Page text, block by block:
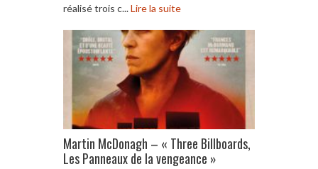
réalisé trois c...Lire la suite
Martin McDonagh – « Three Billboards,
Les Panneaux de la vengeance »